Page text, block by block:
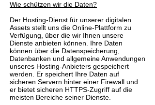
Wie schützen wir die Daten?
Der Hosting-Dienst für unserer digitalen
Assets stellt uns die Online-Plattform zu
Verfügung, über die wir Ihnen unsere
Dienste anbieten können. Ihre Daten
können über die Datenspeicherung,
Datenbanken und allgemeine Anwendungen
unseres Hosting-Anbieters gespeichert
werden. Er speichert Ihre Daten auf
sicheren Servern hinter einer Firewall und
er bietet sicheren HTTPS-Zugriff auf die
meisten Bereiche seiner Dienste.